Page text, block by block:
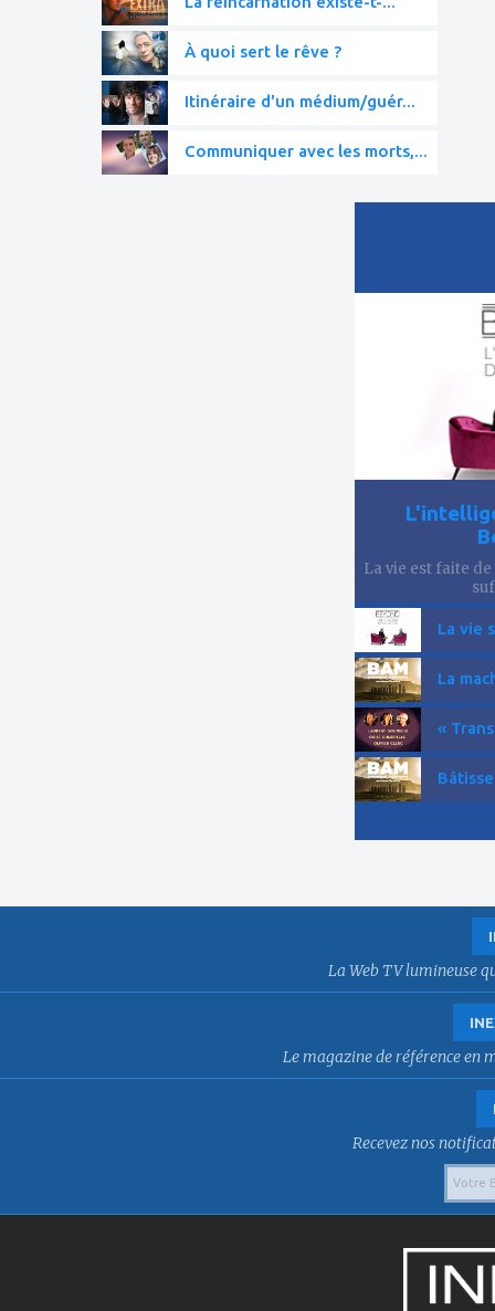
À quoi sert le rêve ?
Itinéraire d'un médium/guér...
Communiquer avec les morts,...
La vie est faite
La vie
La
«
La Web TV lumineuse
Le magazine de référence en
Recevez nos